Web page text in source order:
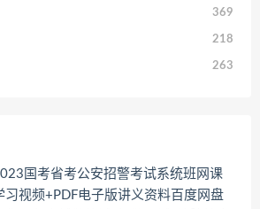
369
218
263
国考省考公安招警考试系统班网课
习视频+PDF电子版讲义资料百度网盘